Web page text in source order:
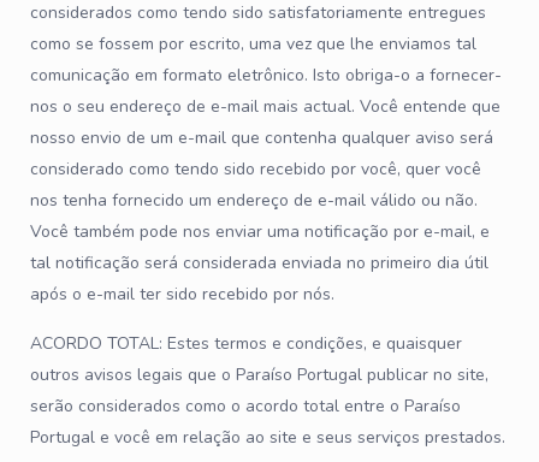
considerados como tendo sido satisfatoriamente entregues
como se fossem por escrito, uma vez que lhe enviamos tal
comunicação em formato eletrônico. Isto obriga-o a fornecer-
nos o seu endereço de e-mail mais actual. Você entende que
nosso envio de um e-mail que contenha qualquer aviso será
considerado como tendo sido recebido por você, quer você
nos tenha fornecido um endereço de e-mail válido ou não.
Você também pode nos enviar uma notificação por e-mail, e
tal notificação será considerada enviada no primeiro dia útil
após o e-mail ter sido recebido por nós.
ACORDO TOTAL: Estes termos e condições, e quaisquer
outros avisos legais que o Paraíso Portugal publicar no site,
serão considerados como o acordo total entre o Paraíso
Portugal e você em relação ao site e seus serviços prestados.